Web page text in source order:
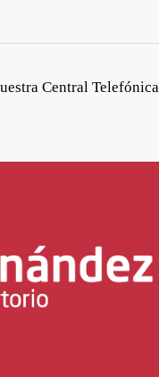
Central Telefónica